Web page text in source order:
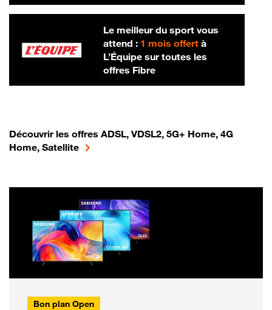
Le meilleur du sport vous
attend : 1 mois offertà
L’Équipe sur toutes les
offres Fibre
Découvrir les offres ADSL, VDSL2, 5G+ Home, 4G
Home, Satellite
Bon plan Open